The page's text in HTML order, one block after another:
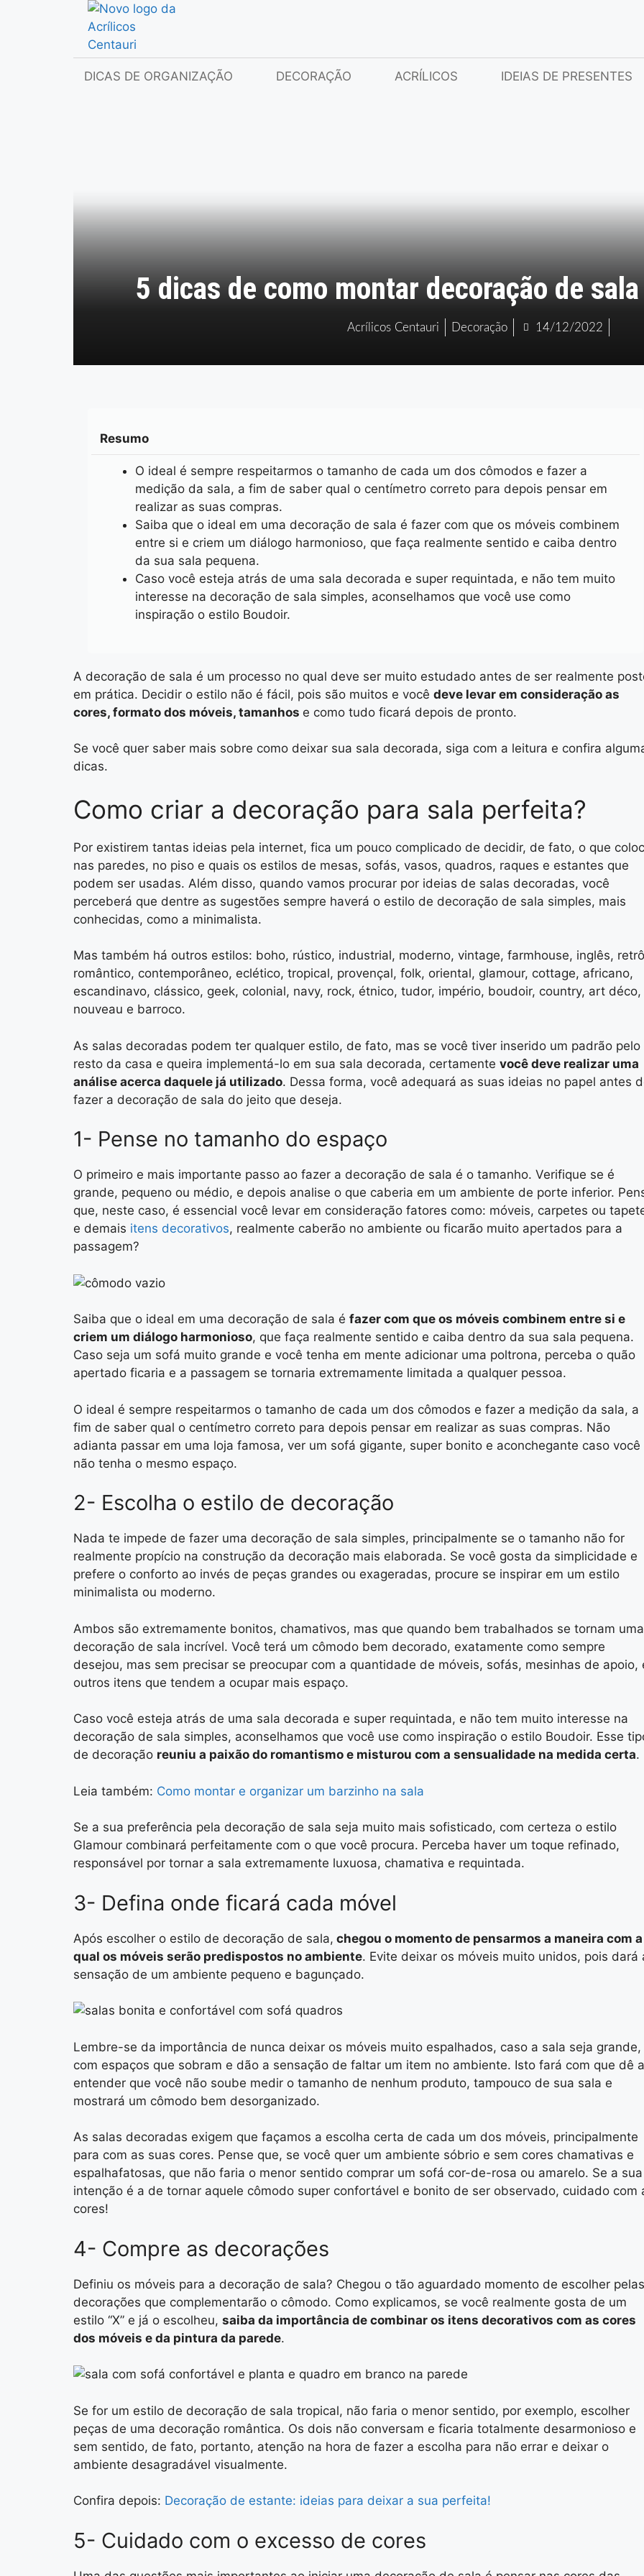
DICAS DE ORGANIZAÇÃO DECORAÇÃO ACRÍLICOS IDEIAS DE PRESENTES
5 dicas de como montar decoração de
Acrílicos Centauri Decoração 14/12/2022
Resumo
O ideal é sempre respeitarmos o tamanho de cada um dos cômodos e fazer a
medição da sala, a fim de saber qual o centímetro correto para depois pensar em
realizar as suas compras.
Saiba que o ideal em uma decoração de sala é fazer com que os móveis combinem
entre si e criem um diálogo harmonioso, que faça realmente sentido e caiba dentro
da sua sala pequena.
Caso você esteja atrás de uma sala decorada e super requintada, e não tem muito
interesse na decoração de sala simples, aconselhamos que você use como
inspiração o estilo Boudoir.
A decoração de sala é um processo no qual deve ser muito estudado antes de ser realmente
em prática. Decidir o estilo não é fácil, pois são muitos e você deve levar em consideração as
cores, formato dos móveis, tamanhos e como tudo ficará depois de pronto.
Se você quer saber mais sobre como deixar sua sala decorada, siga com a leitura e confira
dicas.
Como criar a decoração para sala perfeita?
Por existirem tantas ideias pela internet, fica um pouco complicado de decidir, de fato, o que
nas paredes, no piso e quais os estilos de mesas, sofás, vasos, quadros, raques e estantes que
podem ser usadas. Além disso, quando vamos procurar por ideias de salas decoradas, você
perceberá que dentre as sugestões sempre haverá o estilo de decoração de sala simples, mais
conhecidas, como a minimalista.
Mas também há outros estilos: boho, rústico, industrial, moderno, vintage, farmhouse, inglês,
romântico, contemporâneo, eclético, tropical, provençal, folk, oriental, glamour, cottage, africano,
escandinavo, clássico, geek, colonial, navy, rock, étnico, tudor, império, boudoir, country, art déco,
nouveau e barroco.
As salas decoradas podem ter qualquer estilo, de fato, mas se você tiver inserido um padrão pelo
resto da casa e queira implementá-lo em sua sala decorada, certamente você deve realizar uma
análise acerca daquele já utilizado. Dessa forma, você adequará as suas ideias no papel antes
fazer a decoração de sala do jeito que deseja.
1- Pense no tamanho do espaço
O primeiro e mais importante passo ao fazer a decoração de sala é o tamanho. Verifique se é
grande, pequeno ou médio, e depois analise o que caberia em um ambiente de porte inferior.
que, neste caso, é essencial você levar em consideração fatores como: móveis, carpetes ou
e demais itens decorativos, realmente caberão no ambiente ou ficarão muito apertados para a
passagem?
Saiba que o ideal em uma decoração de sala é fazer com que os móveis combinem entre si e
criem um diálogo harmonioso, que faça realmente sentido e caiba dentro da sua sala pequena.
Caso seja um sofá muito grande e você tenha em mente adicionar uma poltrona, perceba o quão
apertado ficaria e a passagem se tornaria extremamente limitada a qualquer pessoa.
O ideal é sempre respeitarmos o tamanho de cada um dos cômodos e fazer a medição da sala, a
fim de saber qual o centímetro correto para depois pensar em realizar as suas compras. Não
adianta passar em uma loja famosa, ver um sofá gigante, super bonito e aconchegante caso você
não tenha o mesmo espaço.
2- Escolha o estilo de decoração
Nada te impede de fazer uma decoração de sala simples, principalmente se o tamanho não for
realmente propício na construção da decoração mais elaborada. Se você gosta da simplicidade e
prefere o conforto ao invés de peças grandes ou exageradas, procure se inspirar em um estilo
minimalista ou moderno.
Ambos são extremamente bonitos, chamativos, mas que quando bem trabalhados se tornam uma
decoração de sala incrível. Você terá um cômodo bem decorado, exatamente como sempre
desejou, mas sem precisar se preocupar com a quantidade de móveis, sofás, mesinhas de apoio,
outros itens que tendem a ocupar mais espaço.
Caso você esteja atrás de uma sala decorada e super requintada, e não tem muito interesse na
decoração de sala simples, aconselhamos que você use como inspiração o estilo Boudoir. Esse
de decoração reuniu a paixão do romantismo e misturou com a sensualidade na medida certa.
Leia também: Como montar e organizar um barzinho na sala
Se a sua preferência pela decoração de sala seja muito mais sofisticado, com certeza o estilo
Glamour combinará perfeitamente com o que você procura. Perceba haver um toque refinado,
responsável por tornar a sala extremamente luxuosa, chamativa e requintada.
3- Defina onde ficará cada móvel
Após escolher o estilo de decoração de sala, chegou o momento de pensarmos a maneira com a
qual os móveis serão predispostos no ambiente. Evite deixar os móveis muito unidos, pois dará
sensação de um ambiente pequeno e bagunçado.
Lembre-se da importância de nunca deixar os móveis muito espalhados, caso a sala seja grande,
com espaços que sobram e dão a sensação de faltar um item no ambiente. Isto fará com que dê a
entender que você não soube medir o tamanho de nenhum produto, tampouco de sua sala e
mostrará um cômodo bem desorganizado.
As salas decoradas exigem que façamos a escolha certa de cada um dos móveis, principalmente
para com as suas cores. Pense que, se você quer um ambiente sóbrio e sem cores chamativas e
espalhafatosas, que não faria o menor sentido comprar um sofá cor-de-rosa ou amarelo. Se a sua
intenção é a de tornar aquele cômodo super confortável e bonito de ser observado, cuidado com
cores!
4- Compre as decorações
Definiu os móveis para a decoração de sala? Chegou o tão aguardado momento de escolher pelas
decorações que complementarão o cômodo. Como explicamos, se você realmente gosta de um
estilo “X” e já o escolheu, saiba da importância de combinar os itens decorativos com as cores
dos móveis e da pintura da parede.
Se for um estilo de decoração de sala tropical, não faria o menor sentido, por exemplo, escolher
peças de uma decoração romântica. Os dois não conversam e ficaria totalmente desarmonioso e
sem sentido, de fato, portanto, atenção na hora de fazer a escolha para não errar e deixar o
ambiente desagradável visualmente.
Confira depois: Decoração de estante: ideias para deixar a sua perfeita!
5- Cuidado com o excesso de cores